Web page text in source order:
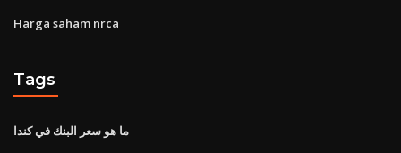
Harga saham nrca
Tags
ما هو سعر البنك في كندا